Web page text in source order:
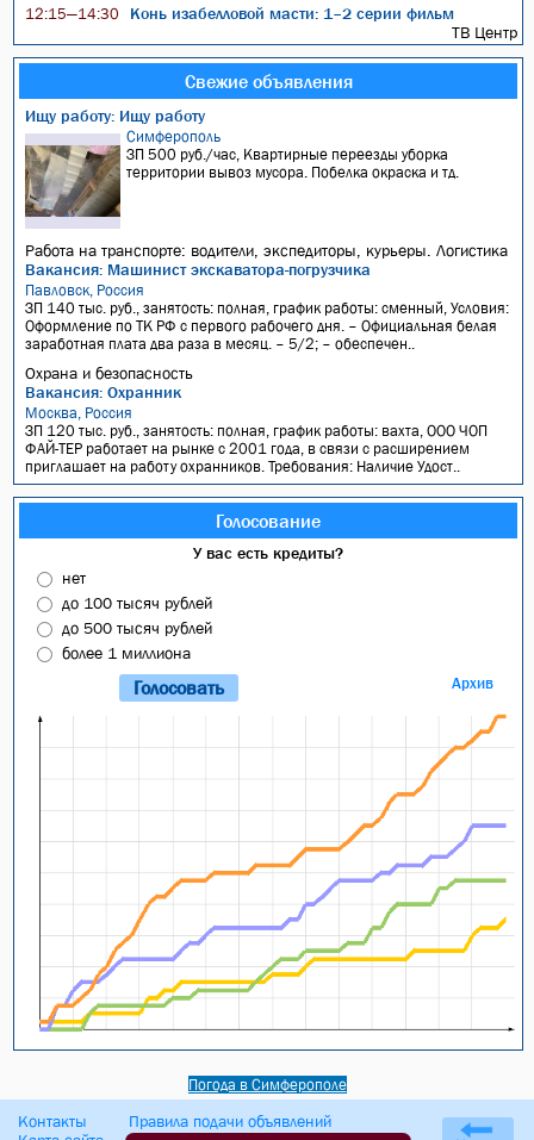
12:15—14:30
Конь изабелловой масти: 1–2 серии фильм
ТВ Центр
Свежие объявления
Ищу работу: Ищу работу
Симферополь
ЗП 500 руб./час, Квартирные переезды уборка
территории вывоз мусора. Побелка окраска и тд.
Работа на транспорте: водители, экспедиторы, курьеры. Логистика
Вакансия: Машинист экскаватора-погрузчика
Павловск, Россия
ЗП 140 тыс. руб., занятость: полная, график работы: сменный, Условия:
Оформление по ТК РФ с первого рабочего дня. – Официальная белая
заработная плата два раза в месяц. – 5/2; – обеспечен..
Охрана и безопасность
Вакансия: Охранник
Москва, Россия
ЗП 120 тыс. руб., занятость: полная, график работы: вахта, ООО ЧОП
ФАЙ-ТЕР работает на рынке с 2001 года, в связи с расширением
приглашает на работу охранников. Требования: Наличие Удост..
Голосование
У вас есть кредиты?
нет
до 100 тысяч рублей
до 500 тысяч рублей
более 1 миллиона
Архив
Погода в Симферополе
Контакты
Правила подачи объявлений